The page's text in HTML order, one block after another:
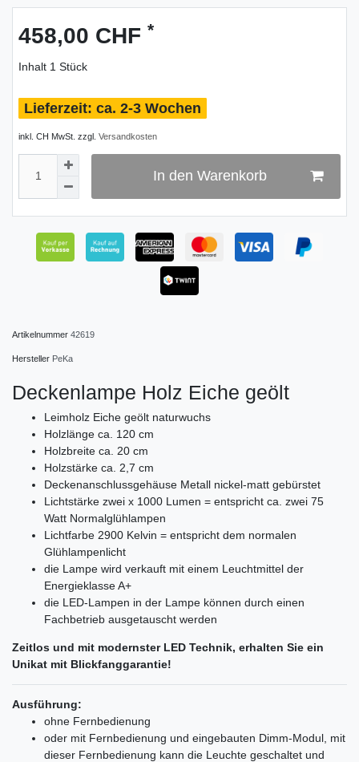
458,00 CHF *
Inhalt 1 Stück
ca. 2-3 Wochen
inkl. CH MwSt. zzgl. Versandkosten
In den Warenkorb
Artikelnummer 42619
Hersteller PeKa
Deckenlampe Holz Eiche geölt
Leimholz Eiche geölt naturwuchs
Holzlänge ca. 120 cm
Holzbreite ca. 20 cm
Holzstärke ca. 2,7 cm
Deckenanschlussgehäuse Metall nickel-matt gebürstet
Lichtstärke zwei x 1000 Lumen = entspricht ca. zwei 75
Watt Normalglühlampen
Lichtfarbe 2900 Kelvin = entspricht dem normalen
Glühlampenlicht
die Lampe wird verkauft mit einem Leuchtmittel der
Energieklasse A+
die LED-Lampen in der Lampe können durch einen
Fachbetrieb ausgetauscht werden
Zeitlos und mit modernster LED Technik, erhalten Sie ein
Unikat mit Blickfanggarantie!
Ausführung:
ohne Fernbedienung
oder mit Fernbedienung und eingebauten Dimm-Modul, mit
dieser Fernbedienung kann die Leuchte geschaltet und